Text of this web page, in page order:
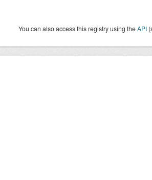
You can also access this registry using theAPI